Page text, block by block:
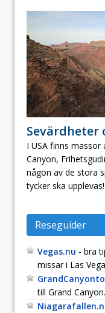
I USA finns massor
Canyon,
någon av de stora
tycker ska upplevas!
Reseguider
Vegas.nu - bra
missar i Las
till Grand Canyon.